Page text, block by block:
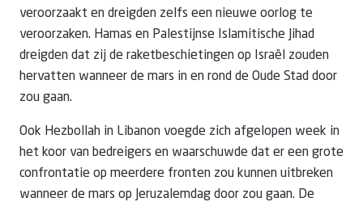
veroorzaakt en dreigden zelfs een nieuwe oorlog te
veroorzaken. Hamas en Palestijnse Islamitische Jihad
dreigden dat zij de raketbeschietingen op Israël zouden
hervatten wanneer de mars in en rond de Oude Stad door
zou gaan.
Ook Hezbollah in Libanon voegde zich afgelopen week in
het koor van bedreigers en waarschuwde dat er een grote
confrontatie op meerdere fronten zou kunnen uitbreken
wanneer de mars op Jeruzalemdag door zou gaan. De